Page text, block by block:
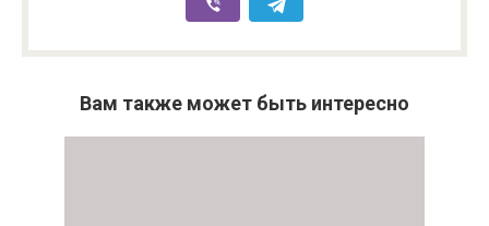
Вам также может быть интересно